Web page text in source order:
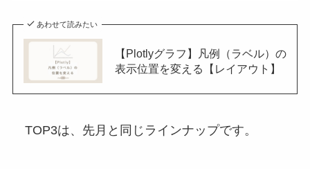
あわせて読みたい
【Plotlyグラフ】凡例（ラベル）の
表示位置を変える【レイアウト】
TOP3は、先月と同じラインナップです。